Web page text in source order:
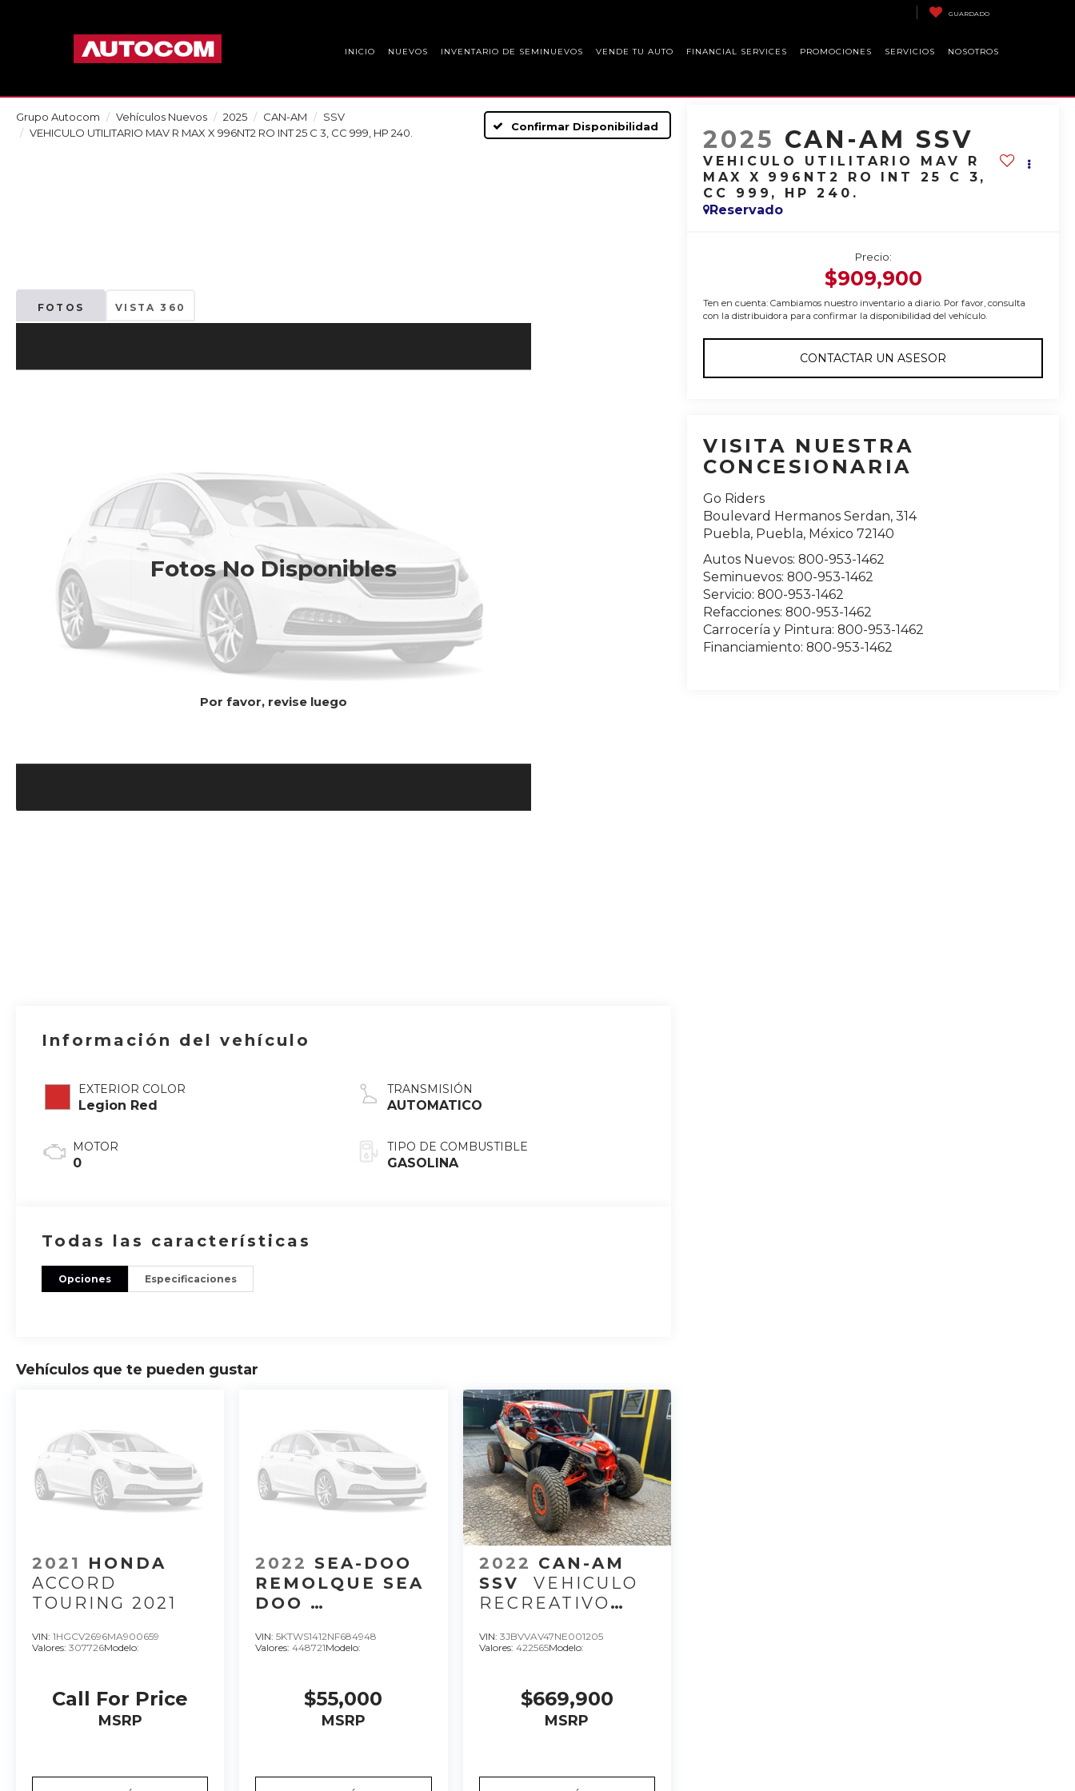
GUARDADO
INICIO NUEVOS INVENTARIO DE SEMINUEVOS VENDE TU AUTO FINANCIAL SERVICES PROMOCIONES SERVICIOS NOSOTROS
Grupo Autocom Vehículos Nuevos 2025 CAN-AM
SSV
VEHICULO UTILITARIO MAV R MAX X 996NT2 RO INT 25 C 3, CC 999, HP 240.
Confirmar Disponibilidad
FOTOS VISTA 360
Fotos No Disponibles
Por favor, revise luego
2025 CAN-AM SSV
VEHICULO UTILITARIO MAV R
MAX X 996NT2 RO INT 25 C 3,
CC 999, HP 240.
Reservado
Precio:
$909,900
Ten en cuenta: Cambiamos nuestro inventario a diario. Por favor, consulta
con la distribuidora para confirmar la disponibilidad del vehículo.
CONTACTAR UN ASESOR
VISITA NUESTRA
CONCESIONARIA
Go Riders
Boulevard Hermanos Serdan, 314
Puebla, Puebla, México 72140
Autos Nuevos:800-953-1462
Seminuevos:800-953-1462
Servicio:800-953-1462
Refacciones:800-953-1462
Carrocería y Pintura:800-953-1462
Financiamiento:800-953-1462
Información del vehículo
EXTERIOR COLOR
Legion Red
MOTOR
0
TRANSMISIÓN
AUTOMATICO
TIPO DE COMBUSTIBLE
GASOLINA
Todas las características
Opciones Especificaciones
Vehículos que te pueden gustar
2021
HONDA
ACCORD
TOURING 2021
VIN: 1HGCV2696MA900659
Valores: 307726Modelo:
Call For Price
MSRP
2022 SEA-DOO
REMOLQUE SEA
DOO
SEADOO MOVE I
VIN:5KTWS1412NF684948
Valores:448721Modelo:
$55,000
MSRP
2022 CAN-AM
SSV
VEHICULO
RECREATIVO
CC 900, HP 200.
VIN: 3JBVVAV47NE001205
Valores: 422565Modelo:
$669,900
MSRP